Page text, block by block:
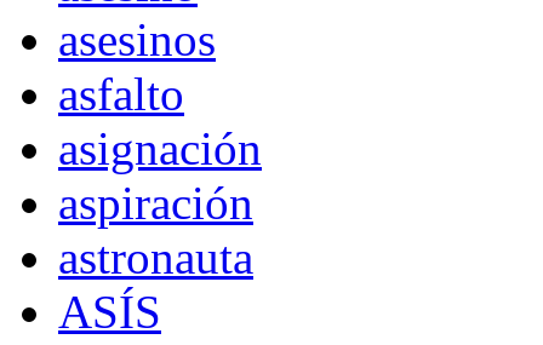
asesinos
asfalto
asignación
aspiración
astronauta
ASÍS